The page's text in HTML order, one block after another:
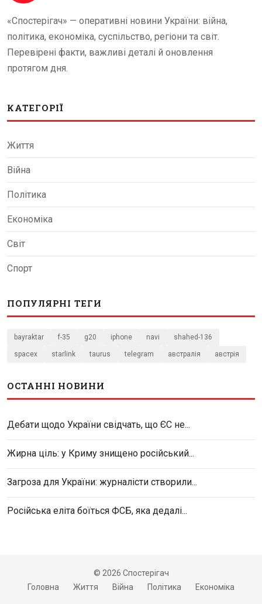
«Спостерігач» — оперативні новини України: війна,
політика, економіка, суспільство, регіони та світ.
Перевірені факти, важливі деталі й оновлення
протягом дня.
КАТЕГОРІЇ
Життя
Війна
Політика
Економіка
Світ
Спорт
ПОПУЛЯРНІ ТЕГИ
bayraktar f-35 g20 iphone navi shahed-136
spacex starlink taurus telegram австралія австрія
ОСТАННІ НОВИНИ
Дебати щодо України свідчать, що ЄС не...
Жирна ціль: у Криму знищено російський...
Загроза для України: журналісти створили...
Російська еліта боїться ФСБ, яка дедалі...
© 2026 Спостерігач
Головна
Життя Війна Політика Економіка